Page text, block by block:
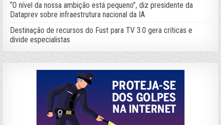
“O nível da nossa ambição está pequeno”, diz presidente da
Dataprev sobre infraestrutura nacional da IA
Destinação de recursos do Fust para TV 3.0 gera críticas e
divide especialistas